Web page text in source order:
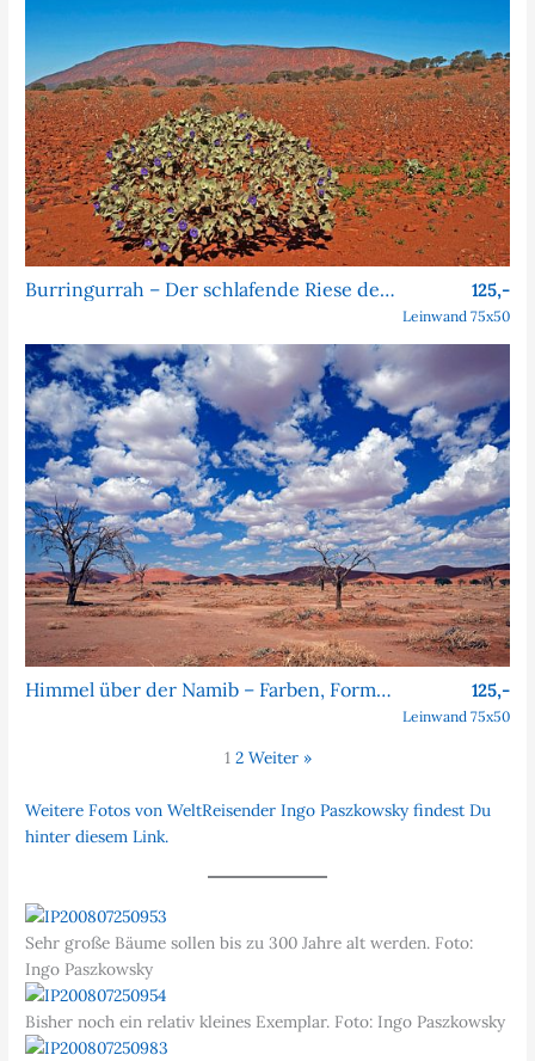
Burringurrah – Der schlafende Riese des Outbacks 125,-
Leinwand 75x50
Himmel über der Namib – Farben, Formen, Faszination 125,-
Leinwand 75x50
1 2 Weiter »
Weitere Fotos von WeltReisender Ingo Paszkowsky findest Du
hinter diesem Link.
Sehr große Bäume sollen bis zu 300 Jahre alt werden. Foto:
Ingo Paszkowsky
Bisher noch ein relativ kleines Exemplar. Foto: Ingo Paszkowsky